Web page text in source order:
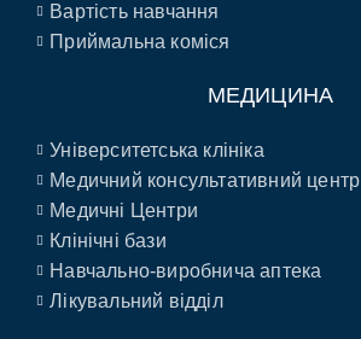
Вартість навчання
Приймальна коміся
МЕДИЦИНА
Університетська клініка
Медичний консультативний центр
Медичні Центри
Клінічні бази
Навчально-виробнича аптека
Лікувальний відділ